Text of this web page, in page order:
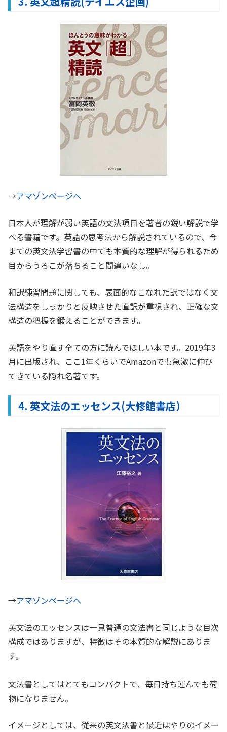
→アマゾンページへ
日本人が理解が弱い英語の文法項目を著者の鋭い解説で学
べる書籍です。英語の思考法から解説されているので、今
までの英文法学習書の中でも本質的な理解が得られるため
目からうろこが落ちること間違いなし。
和訳練習問題に関しても、表面的なこなれた訳ではなく文
法構造をしっかりと反映させた直訳が重視され、正確な文
構造の把握を鍛えることができます。
英語をやり直す全ての方に読んでほしい本です。2019年3
月に出版され、ここ1年くらいでAmazonでも急激に伸び
てきている隠れ名著です。
4. 英文法のエッセンス(大修館書店）
→アマゾンページへ
英文法のエッセンスは一見普通の文法書と同じような目次
構成ではありますが、特徴はその本質的な解説にありま
す。
文法書としてはとてもコンパクトで、毎日持ち運んでも荷
物になりません。
イメージとしては、従来の英文法書と最近はやりのイメー